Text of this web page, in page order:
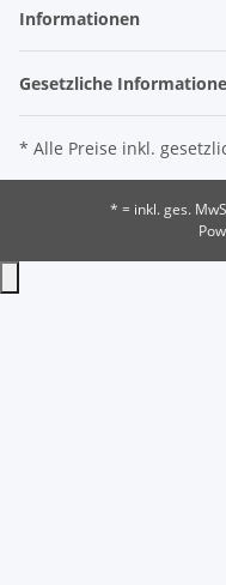
Informationen
Gesetzliche
* Alle Preise inkl.
* = inkl. ges.